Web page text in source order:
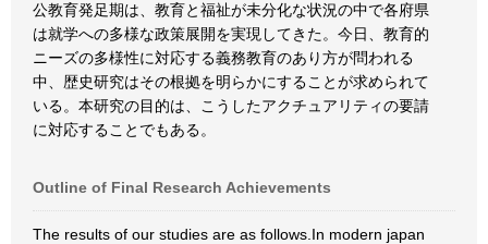
公教育発足期は、教育と福祉が未分化な状況の中で各府県
は就学への多様な政策展開を実現してきた。今日、教育的
ニーズの多様性に対応する義務教育のあり方が問われる
中、歴史研究はその根拠を明らかにすることが求められて
いる。本研究の目的は、こうしたアクチュアリティの要請
に対応することでもある。
Outline of Final Research Achievements
The results of our studies are as follows.In modern japan